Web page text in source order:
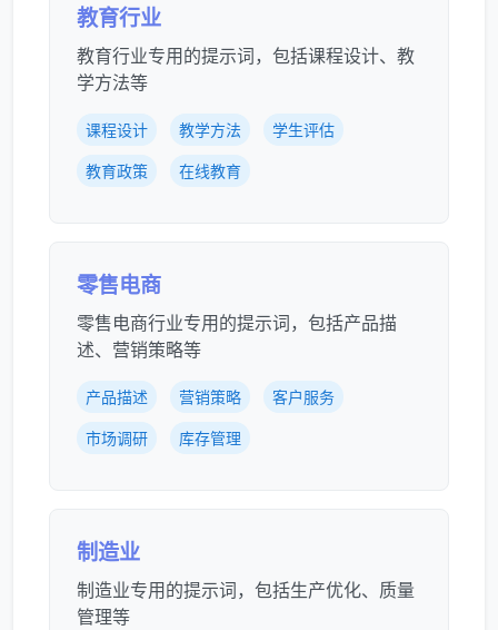
教育行业
教育行业专用的提示词，包括课程设计、教
学方法等
课程设计 教学方法
学生评估
教育政策
在线教育
零售电商
零售电商行业专用的提示词，包括产品描
述、营销策略等
产品描述 营销策略
客户服务
市场调研
库存管理
制造业
制造业专用的提示词，包括生产优化、质量
管理等